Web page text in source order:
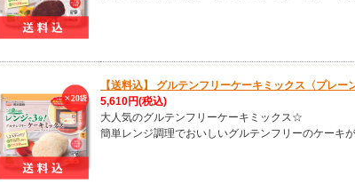
【送料込】 グルテンフリーケーキミックス〈プレ
5,610円(税込)
大人気のグルテンフリーケーキミックス☆
簡単レンジ調理でおいしいグルテンフリーのケーキ